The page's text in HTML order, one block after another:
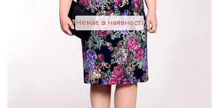
Немає в наявності